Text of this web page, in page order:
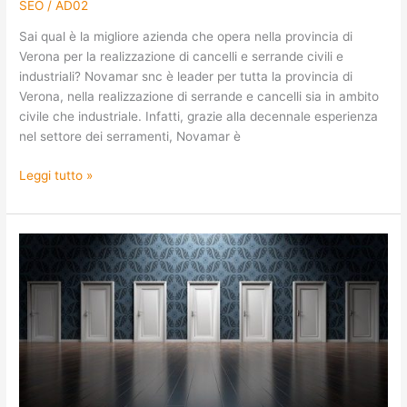
SEO /AD02
Sai qual è la migliore azienda che opera nella provincia di
Verona per la realizzazione di cancelli e serrande civili e
industriali? Novamar snc è leader per tutta la provincia di
Verona, nella realizzazione di serrande e cancelli sia in ambito
civile che industriale. Infatti, grazie alla decennale esperienza
nel settore dei serramenti, Novamar è
Leggi tutto »
porte
in